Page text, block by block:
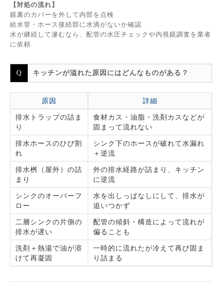
【対処の流れ】
鏡裏のカバーを外して内部を点検
給水管・ホース接続部に水滴がないか確認
水が継続して滲むなら、配管の水圧チェックや内視鏡調査を業者
に依頼
キッチンが溢れた原因にはどんなものがある？
原因
詳細
排水トラップの詰ま
り
食材カス・油脂・洗剤カスなどが
固まって流れない
排水ホースのひび割
れ
シンク下のホースが破れて水漏れ
＋逆流
排水桝（屋外）の詰
まり
外の排水経路が詰まり、キッチン
に逆流
シンクのオーバーフ
ロー
水を出しっぱなしにして、排水が
追いつかず
二層シンクの片側の
排水が遅い
配管の傾斜・構造によって流れが
偏ることも
洗剤＋熱湯で油が溶
けて再凝固
一時的に流れたが冷えて再び固ま
り詰まる